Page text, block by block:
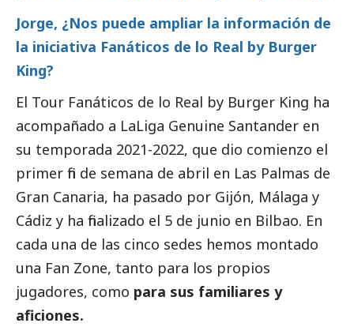
Jorge, ¿Nos puede ampliar la información de
la iniciativa Fanáticos de lo Real by Burger
King?
El Tour Fanáticos de lo Real by Burger King ha
acompañado a LaLiga Genuine Santander en
su temporada 2021-2022, que dio comienzo el
primer fin de semana de abril en Las Palmas de
Gran Canaria, ha pasado por Gijón, Málaga y
Cádiz y ha finalizado el 5 de junio en Bilbao. En
cada una de las cinco sedes hemos montado
una Fan Zone, tanto para los propios
jugadores, como para sus familiares y
aficiones.